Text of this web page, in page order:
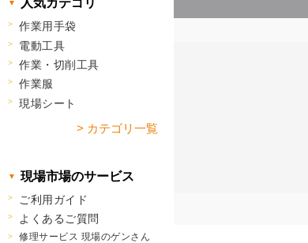
人気カテゴリ
作業用手袋
電動工具
作業・切削工具
作業服
現場シート
> カテゴリ一覧
現場市場のサービス
ご利用ガイド
よくあるご質問
修理サービス 現場のゲンさん